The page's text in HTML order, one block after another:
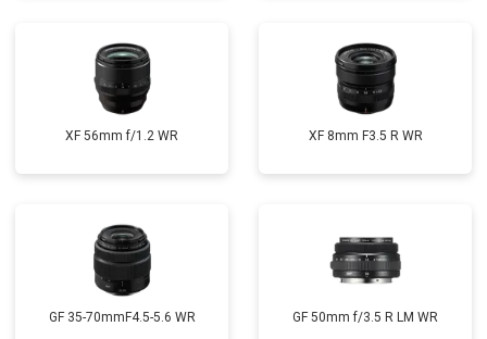
XF 56mm f/1.2 WR XF 8mm F3.5 R WR
GF 35-70mmF4.5-5.6 WR GF 50mm f/3.5 R LM WR